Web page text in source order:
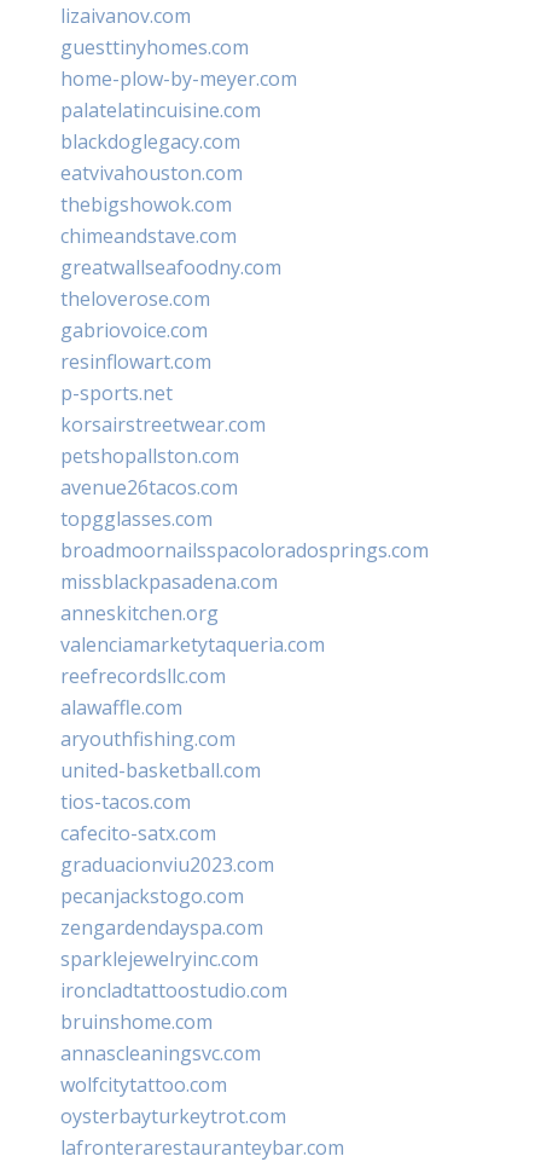
lizaivanov.com
guesttinyhomes.com
home-plow-by-meyer.com
palatelatincuisine.com
blackdoglegacy.com
eatvivahouston.com
thebigshowok.com
chimeandstave.com
greatwallseafoodny.com
theloverose.com
gabriovoice.com
resinflowart.com
p-sports.net
korsairstreetwear.com
petshopallston.com
avenue26tacos.com
topgglasses.com
broadmoornailsspacoloradosprings.com
missblackpasadena.com
anneskitchen.org
valenciamarketytaqueria.com
reefrecordsllc.com
alawaffle.com
aryouthfishing.com
united-basketball.com
tios-tacos.com
cafecito-satx.com
graduacionviu2023.com
pecanjackstogo.com
zengardendayspa.com
sparklejewelryinc.com
ironcladtattoostudio.com
bruinshome.com
annascleaningsvc.com
wolfcitytattoo.com
oysterbayturkeytrot.com
lafronterarestauranteybar.com